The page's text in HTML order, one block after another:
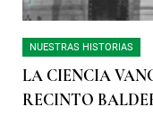
NUESTRAS HISTORIAS
LA CIENCIA
RECINTO